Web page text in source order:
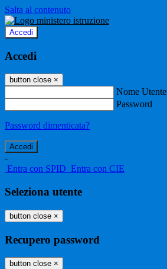
Salta al contenuto
Accedi
Accedi
button close ×
Nome Utente
Password
Password dimenticata?
-
Entra con SPID Entra con CIE
Seleziona utente
button close ×
Recupero password
button close ×